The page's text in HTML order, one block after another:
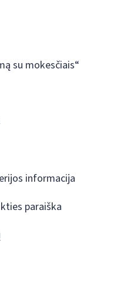
su mokesčiais“
informacija
paraiška